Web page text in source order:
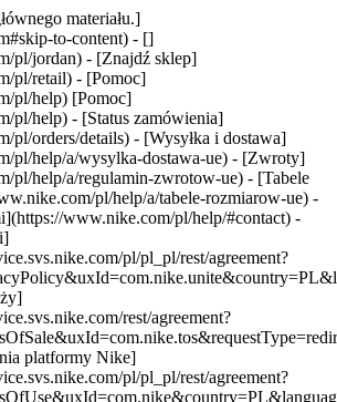
materiału.]
to-content) - []
pl/jordan) - [Znajdź sklep]
pl/retail) - [Pomoc]
pl/help) [Pomoc]
pl/help) - [Status zamówienia]
pl/orders/details) - [Wysyłka i dostawa]
pl/help/a/wysylka-dostawa-ue) - [Zwroty]
pl/help/a/regulamin-zwrotow-ue) - [Tabele
pl/help/a/tabele-rozmiarow-ue) -
www.nike.com/pl/help/#contact) -
pl/pl_pl/rest/agreement?
rest/agreement?
platformy Nike]
pl/pl_pl/rest/agreement?